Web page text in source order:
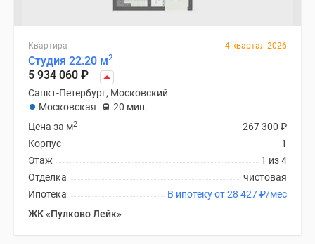
Квартира 4 квартал 2026
Студия 22.20 м2
5 934 060 ₽
Санкт-Петербург, Московский
Московская
20 мин.
267 300 ₽
Цена за м2
1
Корпус
1 из 4
Этаж
чистовая
Отделка
В ипотеку от 28 427₽/мес
Ипотека
ЖК «Пулково Лейк»